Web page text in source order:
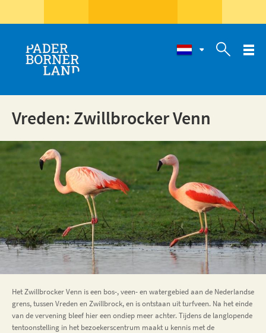

Vreden: Zwillbrocker Venn
Het Zwillbrocker Venn is een bos-, veen- en watergebied aan de Nederlandse
grens, tussen Vreden en Zwillbrock, en is ontstaan uit turfveen. Na het einde
van de vervening bleef hier een ondiep meer achter. Tijdens de langlopende
tentoonstelling in het bezoekerscentrum maakt u kennis met de